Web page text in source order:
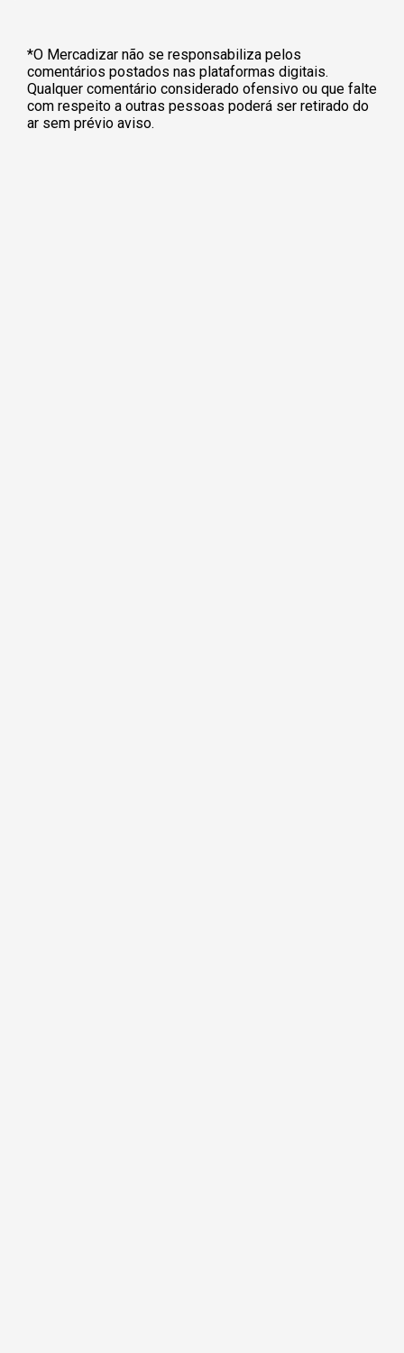
*O Mercadizar não se responsabiliza pelos
comentários postados nas plataformas digitais.
Qualquer comentário considerado ofensivo ou que falte
com respeito a outras pessoas poderá ser retirado do
ar sem prévio aviso.